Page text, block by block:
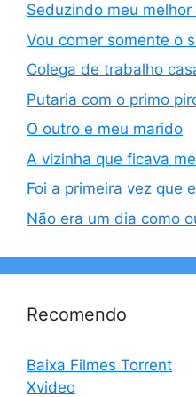
Seduzindo meu melhor
Vou comer somente o
Colega de trabalho
Putaria com o primo
O outro e meu marido
A vizinha que ficava
Foi a primeira vez que
Não era um dia como
Recomendo
Baixa Filmes Torrent
Xvideo